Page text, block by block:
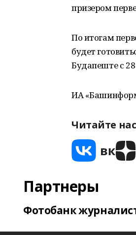
призером
По итогам
будет
Будапеште с
ИА
Читайте нас
Партнеры
Фотобанк